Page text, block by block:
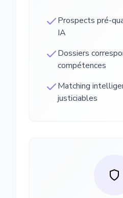
Prospects pré-
IA
Dossiers
compétences
Matching
justiciables